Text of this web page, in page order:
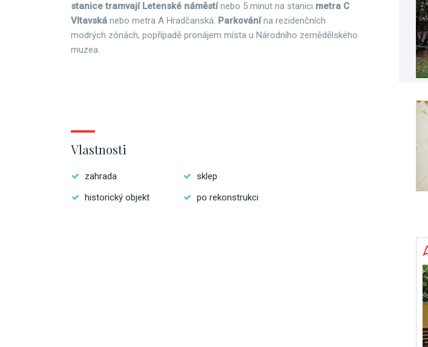
stanice tramvají Letenské náměstínebo 5 minut na stanici metra C
Vltavská nebo metra A Hradčanská. Parkovánína rezidenčních
modrých zónách, popřípadě pronájem místa u Národního zemědělského
muzea.
Vlastnosti
zahrada
sklep
historický objekt
po rekonstrukci